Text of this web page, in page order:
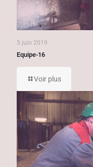
5 juin 2019
Equipe-16
Voir plus